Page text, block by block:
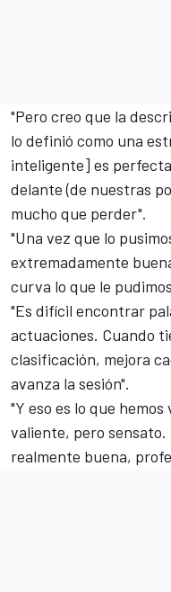
"Pero creo que la
lo definió como una
inteligente] es
delante (de nuestras
mucho que perder".
"Una vez que lo
extremadamente
curva lo que le
"Es difícil encontrar
actuaciones. Cuando
clasificación, mejora
avanza la sesión".
"Y eso es lo que
valiente, pero
realmente buena,